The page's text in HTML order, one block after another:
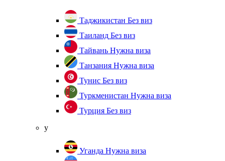
Таджикистан Без виз
Таиланд Без виз
Тайвань Нужна виза
Танзания Нужна виза
Тунис Без виз
Туркменистан Нужна виза
Турция Без виз
у
Уганда Нужна виза